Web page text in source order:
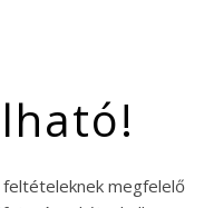
feltételeknek megfelelő